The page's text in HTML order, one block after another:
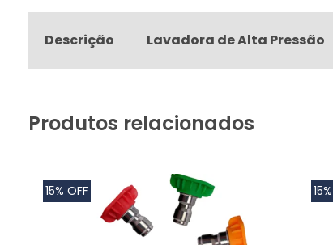
Descrição Lavadora de Alta Pressão
Produtos relacionados
15% OFF